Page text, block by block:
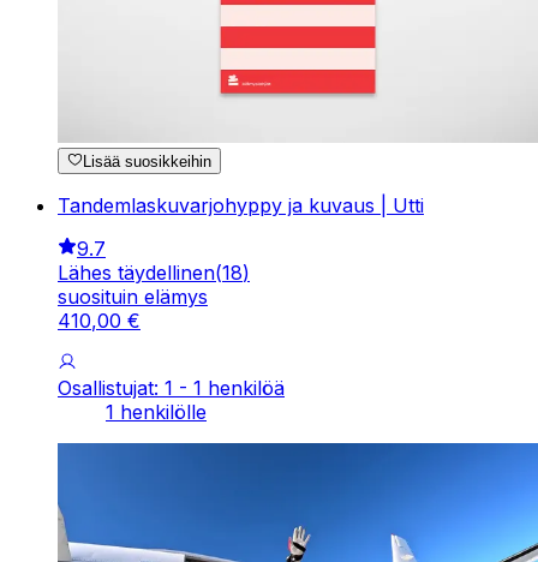
Lisää suosikkeihin
Tandemlaskuvarjohyppy ja kuvaus | Utti
9.7
Lähes täydellinen(18)
suosituin elämys
410,00 €
Osallistujat: 1 - 1 henkilöä
1 henkilölle